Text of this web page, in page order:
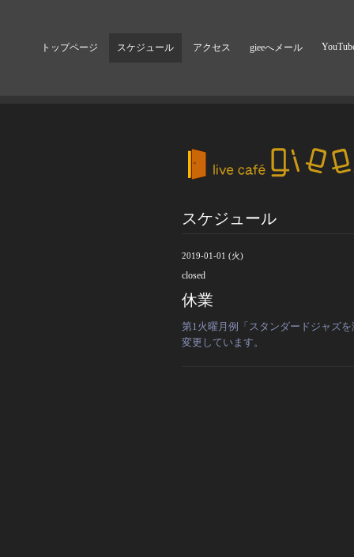
トップページ スケジュール アクセス gieeへメール
スケジュール
2019-01-01 (火)
closed
休業
第1火曜月例「スタンダードジャズ
変更しています。